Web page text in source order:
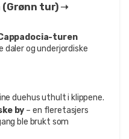
(Grønn tur) ➝
turen
daler og underjordiske
duehus uthult i klippene.
by – en fleretasjers
ble brukt som